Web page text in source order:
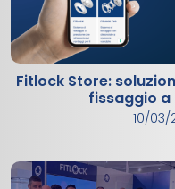
Fitlock Store:
fissaggio a
10/03/